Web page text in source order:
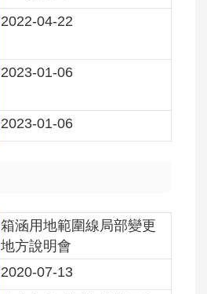
2022-04-22
2023-01-06
2023-01-06
箱涵用地範圍線局部變更
地方說明會
2020-07-13